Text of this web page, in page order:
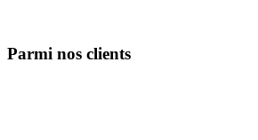
Parmi nos clients